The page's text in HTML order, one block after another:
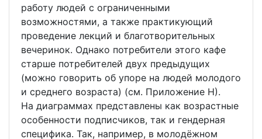
работу людей с ограниченными
возможностями, а также практикующий
проведение лекций и благотворительных
вечеринок. Однако потребители этого кафе
старше потребителей двух предыдущих
(можно говорить об упоре на людей молодого
и среднего возраста) (см. Приложение Н).
На диаграммах представлены как возрастные
особенности подписчиков, так и гендерная
специфика. Так, например, в молодёжном